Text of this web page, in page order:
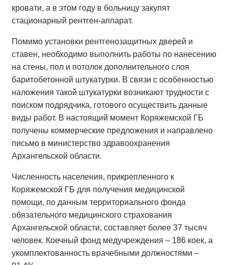
кровати, а в этом году в больницу закупят
стационарный рентген-аппарат.
Помимо установки рентгенозащитных дверей и
ставен, необходимо выполнить работы по нанесению
на стены, пол и потолок дополнительного слоя
баритобетонной штукатурки. В связи с особенностью
наложения такой штукатурки возникают трудности с
поиском подрядчика, готового осуществить данные
виды работ. В настоящий момент Коряжемской ГБ
получены коммерческие предложения и направлено
письмо в министерство здравоохранения
Архангельской области.
Численность населения, прикрепленного к
Коряжемской ГБ для получения медицинской
помощи, по данным территориального фонда
обязательного медицинского страхования
Архангельской области, составляет более 37 тысяч
человек. Коечный фонд медучреждения – 186 коек, а
укомплектованность врачебными должностями –